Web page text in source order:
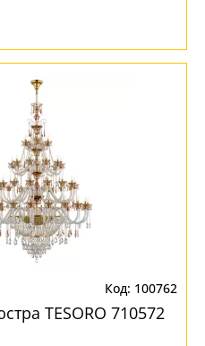
100762
TESORO 710572